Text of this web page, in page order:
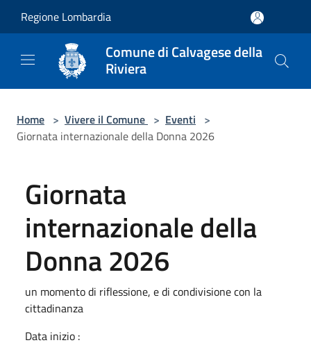
Regione Lombardia
Comune di Calvagese della
Riviera
Home > Vivere il Comune > Eventi >
Giornata internazionale della Donna 2026
Giornata
internazionale della
Donna 2026
un momento di riflessione, e di condivisione con la
cittadinanza
Data inizio :